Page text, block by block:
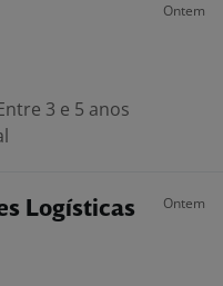
Ontem
3 e 5 anos
Logísticas Ontem